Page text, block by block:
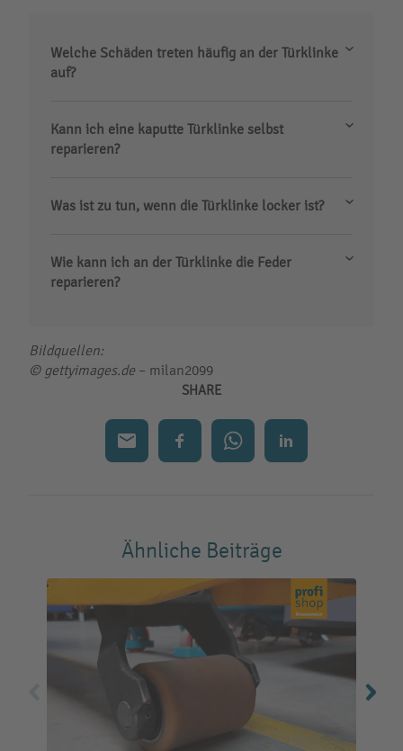
Welche Schäden treten häufig an der Türklinke
auf?
Kann ich eine kaputte Türklinke selbst
reparieren?
Was ist zu tun, wenn die Türklinke locker ist?
Wie kann ich an der Türklinke die Feder
reparieren?
Bildquellen:
© gettyimages.de – milan2099
SHARE
Ähnliche Beiträge